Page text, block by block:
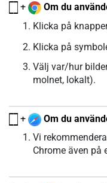
+
Om du
Klicka på
Klicka på
Välj var/hur
molnet, lokalt).
+
Om du
Vi
Chrome även på